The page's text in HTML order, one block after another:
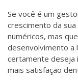
Se você é um
crescimento da
numéricos, mas
desenvolvimento a
certamente deseja
mais satisfação